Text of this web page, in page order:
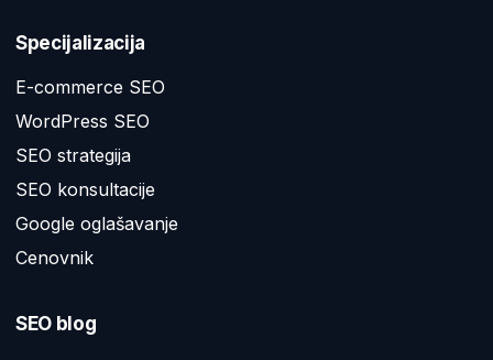
Specijalizacija
E-commerce SEO
WordPress SEO
SEO strategija
SEO konsultacije
Google oglašavanje
Cenovnik
SEO blog